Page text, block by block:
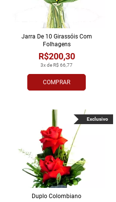
COMPRAR
3x de R$ 66,77
R$200,30
Jarra De 10 Girassóis Com
Folhagens
Duplo Colombiano
Exclusivo